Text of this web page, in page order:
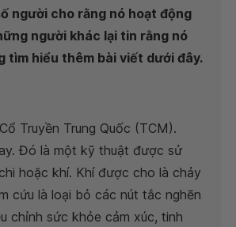
người cho rằng nó hoạt động
người khác lại tin rằng nó
tìm hiểu thêm bài viết dưới đây.
Truyền Trung Quốc (TCM).
Đó là một kỹ thuật được sử
hoặc khí. Khí được cho là chảy
cứu là loại bỏ các nút tắc nghẽn
chỉnh sức khỏe cảm xúc, tinh